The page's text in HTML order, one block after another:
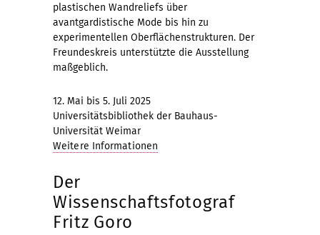
plastischen Wandreliefs über
avantgardistische Mode bis hin zu
experimentellen Oberflächenstrukturen. Der
Freundeskreis unterstützte die Ausstellung
maßgeblich.
12. Mai bis 5. Juli 2025
Universitätsbibliothek der Bauhaus-
Universität Weimar
Weitere Informationen
Der
Wissenschaftsfotograf
Fritz Goro